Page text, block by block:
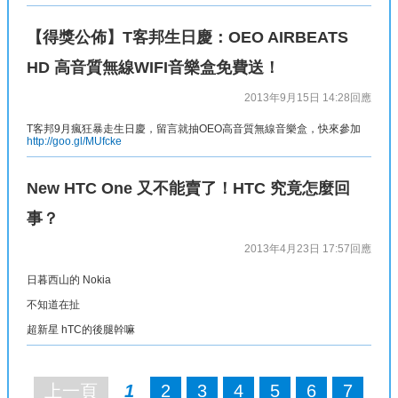
【得獎公佈】T客邦生日慶：OEO AIRBEATS
HD 高音質無線WIFI音樂盒免費送！
2013年9月15日 14:28 回應
T客邦9月瘋狂暴走生日慶，留言就抽OEO高音質無線音樂盒，快來參加
http://goo.gl/MUfcke
New HTC One 又不能賣了！HTC 究竟怎麼回
事？
2013年4月23日 17:57 回應
日暮西山的 Nokia
不知道在扯
超新星 hTC的後腿幹嘛
上一頁 1 2 3 4 5 6 7